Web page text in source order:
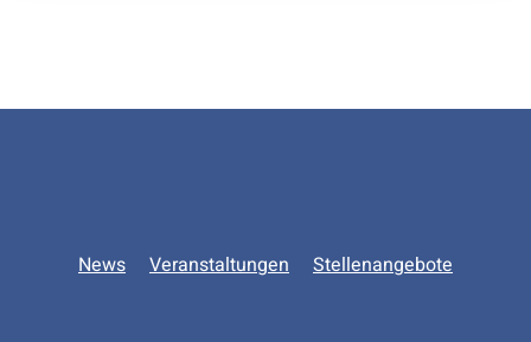
News Veranstaltungen Stellenangebote